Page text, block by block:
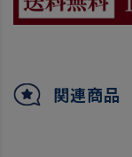
関連商品